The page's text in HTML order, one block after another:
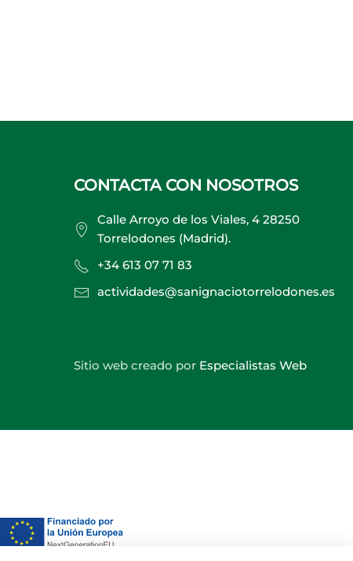
CONTACTA CON NOSOTROS
Calle Arroyo de los Viales, 4 28250
Torrelodones (Madrid).
+34 613 07 71 83
actividades@sanignaciotorrelodones.es
Sitio web creado por Especialistas Web